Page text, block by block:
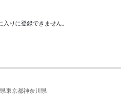
りに登録できません。
東京都神奈川県